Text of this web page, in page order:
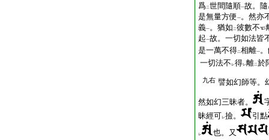
爲二世間隨順一故。隨
是無量方便 一。然亦
義一。猶如 二彼數不
起一故。一切如法皆
是一萬不得二相離一
一切法不 レ得レ離二於
九右 譬如幻師等。
然如幻三昧者。
昧經可レ撿。 引點
レ 也。又